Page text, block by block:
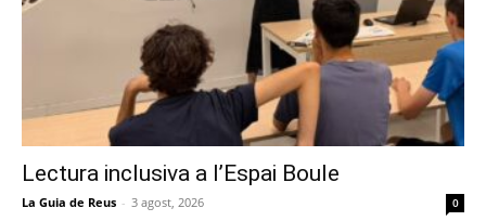
Lectura inclusiva a l’Espai Boule
La Guia de Reus - 3 agost, 2026 0